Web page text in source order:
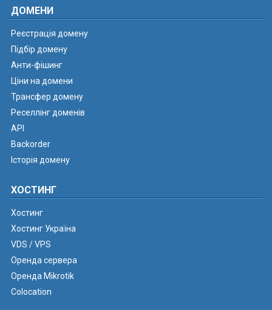
ДОМЕНИ
Реєстрація домену
Підбір домену
Анти-фішинг
Ціни на домени
Трансфер домену
Реселлінг доменів
API
Backorder
Історія домену
ХОСТИНГ
Хостинг
Хостинг Україна
VDS / VPS
Оренда сервера
Оренда Mikrotik
Colocation